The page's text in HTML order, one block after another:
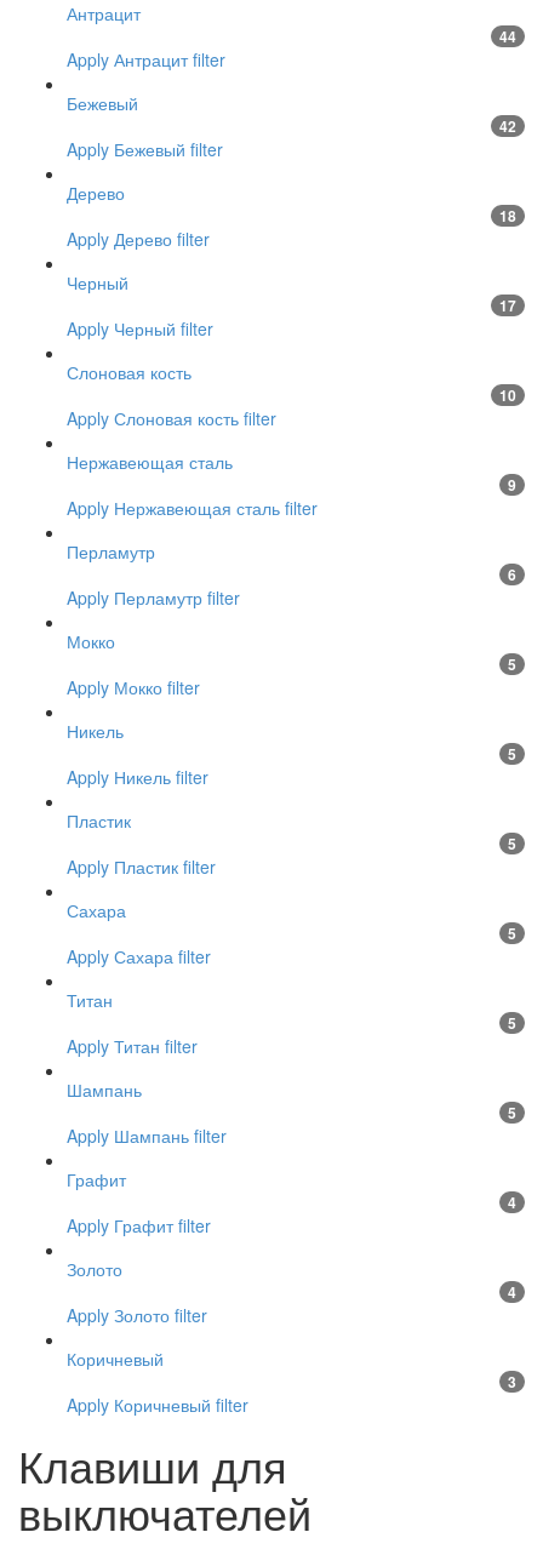
Антрацит
44
Apply Антрацит filter
Бежевый
42
Apply Бежевый filter
Дерево
18
Apply Дерево filter
Черный
17
Apply Черный filter
Слоновая кость
10
Apply Слоновая кость filter
Нержавеющая сталь
9
Apply Нержавеющая сталь filter
Перламутр
6
Apply Перламутр filter
Мокко
5
Apply Мокко filter
Никель
5
Apply Никель filter
Пластик
5
Apply Пластик filter
Сахара
5
Apply Сахара filter
Титан
5
Apply Титан filter
Шампань
5
Apply Шампань filter
Графит
4
Apply Графит filter
Золото
4
Apply Золото filter
Коричневый
3
Apply Коричневый filter
Клавиши для
выключателей